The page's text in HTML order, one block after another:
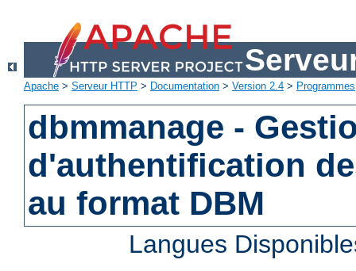
Apache > Serveur HTTP > Documentation > Version 2.4 > Programmes
dbmmanage -
d'authentification
au format DBM
Langues